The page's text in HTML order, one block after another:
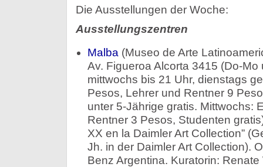
Die Ausstellungen der Woche:
Ausstellungszentren
Malba (Museo de Arte
Av. Figueroa Alcorta 3415 (Do-
mittwochs bis 21 Uhr, dienstags
Pesos, Lehrer und Rentner 9
unter 5-Jährige gratis. Mittwochs:
Rentner 3 Pesos, Studenten
XX en la Daimler Art Collection”
Jh. in der Daimler Art Collection).
Benz Argentina. Kuratorin: